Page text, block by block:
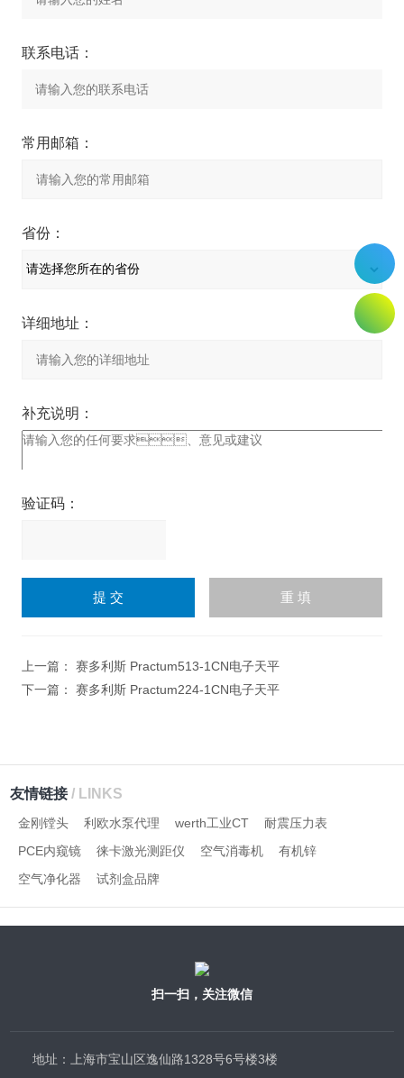
联系电话：
常用邮箱：
省份：
详细地址：
补充说明：
验证码：
上一篇： 赛多利斯 Practum513-1CN电子天平
下一篇： 赛多利斯 Practum224-1CN电子天平
友情链接/ LINKS
金刚镗头 利欧水泵代理 werth工业CT
耐震压力表
PCE内窥镜
徕卡激光测距仪 空气消毒机
有机锌
空气净化器
试剂盒品牌
扫一扫，关注微信
地址：上海市宝山区逸仙路1328号6号楼3楼